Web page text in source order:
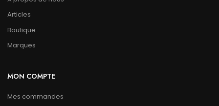
Articles
Boutique
Marques
MON COMPTE
Mes commandes